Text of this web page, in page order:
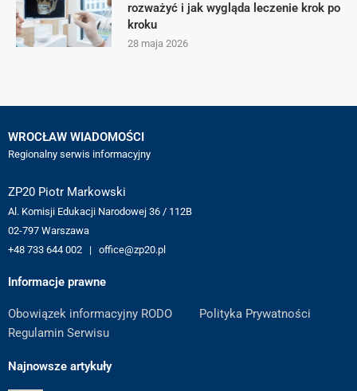
rozważyć i jak wygląda leczenie krok po
kroku
28 maja 2026
WROCŁAW WIADOMOŚCI
Regionalny serwis informacyjny
ZP20 Piotr Markowski
Al. Komisji Edukacji Narodowej 36 / 112B
02-797 Warszawa
+48 733 644 002 | office@zp20.pl
Informacje prawne
Obowiązek informacyjny RODO
Polityka Prywatności
Regulamin Serwisu
Najnowsze artykuły